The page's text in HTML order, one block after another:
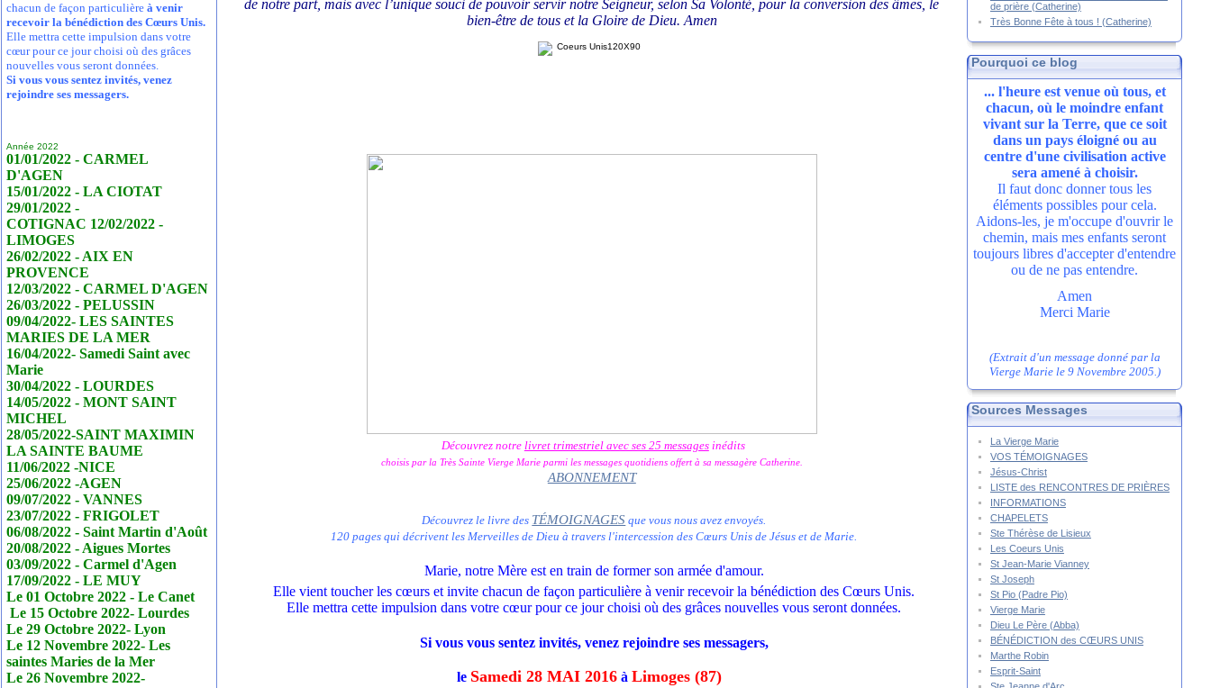
chacun de façon particulièreà venir
recevoir la bénédiction des Cœurs Unis.
Elle mettra cette impulsion dans votre
cœur pour ce jour choisi où des grâces
nouvelles vous seront données.
Si vous vous sentez invités, venez
rejoindre ses messagers.
Année 2022
01/01/2022 - CARMEL
D'AGEN
15/01/2022 - LA CIOTAT
29/01/2022 -
COTIGNAC 12/02/2022 -
LIMOGES
26/02/2022 - AIX EN
PROVENCE
12/03/2022 - CARMEL D'AGEN
26/03/2022 - PELUSSIN
09/04/2022- LES SAINTES
MARIES DE LA MER
16/04/2022- Samedi Saint avec
Marie
30/04/2022 - LOURDES
14/05/2022 - MONT SAINT
MICHEL
28/05/2022-SAINT MAXIMIN
LA SAINTE BAUME
11/06/2022 -NICE
25/06/2022 -AGEN
09/07/2022 - VANNES
23/07/2022 - FRIGOLET
06/08/2022 - Saint Martin d'Août
20/08/2022 - Aigues Mortes
03/09/2022 - Carmel d'Agen
17/09/2022 - LE MUY
Le 01 Octobre 2022 - LeCanet
Le 15 Octobre 2022- Lourdes
Le 29 Octobre 2022- Lyon
Le 12 Novembre 2022- Les
saintes Maries de la Mer
Le 26 Novembre 2022-
de notre part, mais avec l’unique souci de pouvoir servir notre Seigneur, selon Sa Volonté, pour la conversion des âmes, le
bien-être de tous et la Gloire de Dieu. Amen
Découvrez notre livret trimestriel avec ses 25 messagesinédits
choisis par la Très Sainte Vierge Marie parmi les messages quotidiens offert à sa messagère Catherine.
ABONNEMENT
Découvrez le livre des TÉMOIGNAGES que vous nous avez envoyés.
120 pages qui décrivent les Merveilles de Dieu à travers l'intercession des Cœurs Unis de Jésus et de Marie.
Marie, notre Mère est en train de former son armée d'amour.
Elle vient toucher les cœurs et invite chacun de façon particulière à venir recevoir la bénédiction des Cœurs Unis.
Elle mettra cette impulsion dans votre cœur pour ce jour choisi où des grâces nouvelles vous seront données.
Si vous vous sentez invités, venez rejoindre ses messagers,
le Samedi 28 MAI 2016 à Limoges (87)
de prière (Catherine)
Très Bonne Fête à tous ! (Catherine)
Pourquoi ce blog
... l'heure est venue où tous, et
chacun, où le moindre enfant
vivant sur la Terre, que ce soit
dans un pays éloigné ou au
centre d'une civilisation active
sera amené à choisir.
Il faut donc donner tous les
éléments possibles pour cela.
Aidons-les, je m'occupe d'ouvrir le
chemin, mais mes enfants seront
toujours libres d'accepter d'entendre
ou de ne pas entendre.
Amen
Merci Marie
(Extrait d'un message donné par la
Vierge Marie le 9 Novembre 2005.)
Sources Messages
La Vierge Marie
VOS TÉMOIGNAGES
Jésus-Christ
LISTE des RENCONTRES DE PRIÈRES
INFORMATIONS
CHAPELETS
Ste Thérèse de Lisieux
Les Coeurs Unis
St Jean-Marie Vianney
St Joseph
St Pio (Padre Pio)
Vierge Marie
Dieu Le Père (Abba)
BÉNÉDICTION des CŒURS UNIS
Marthe Robin
Esprit-Saint